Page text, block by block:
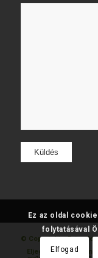
© Copyright -
Eljegyzési
Ez az oldal
folytatásával
Elfogad